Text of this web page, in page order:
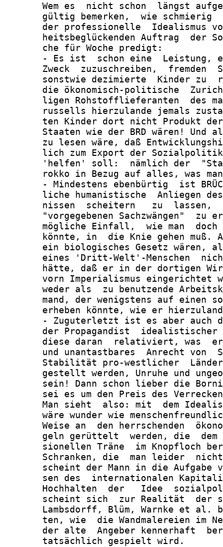
Wem es  nicht schon  längst
gültig bemerken,  wie schmierig
der professionelle  Idealismus
heitsbeglückenden Auftrag  der
       che für Woche predigt:
- Es ist  schon eine  Leistung,
Zweck  zuzuschreiben,  fremden
sonstwie dezimierte  Kinder zu
die ökonomisch-politische
ligen Rohstofflieferanten  des
russells hierzulande jemals
ten Kinder dort nicht Produkt
Staaten wie der BRD wären! Und
zu lesen wäre, daß
lich zum Export der
'helfen' soll:  nämlich der
rokko in Bezug auf alles, was
- Mindestens ebenbürtig  ist
liche humanistische  Anliegen
nissen  scheitern   zu  lassen,
"vorgegebenen Sachzwängen"  zu
mögliche Einfall,  wie man
könnte, in  die Knie gehen muß.
ein biologisches Gesetz wären,
eines 'Dritt-Welt'-Menschen
hätte, daß er in der dortigen
vorn Imperialismus eingerichtet
weder als  zu benutzende
mand, der wenigstens auf einen
erheben könnte, wie er
- Zuguterletzt ist es aber auch
der Propagandist
diese daran  relativiert, was
und unantastbares  Anrecht von
Stabilität pro-westlicher
gestellt werden, Unruhe und
sein! Dann schon lieber die
sei es um den Preis des
Man sieht  also: mit  dem
wäre wunder wie
Weise an  den herrschenden
geln gerüttelt  werden, die
sionellen Träne  im Knopfloch
Schranken, die  man leider
scheint der Mann in die Aufgabe
sen des  internationalen
Hochhalten  der   Idee
scheint sich  zur Realität  der
Lambsdorff, Blüm, Warnke et al.
ten, wie  die Wandmalereien im
der alte  Angeber kennerhaft
       tatsächlich gespielt wird.